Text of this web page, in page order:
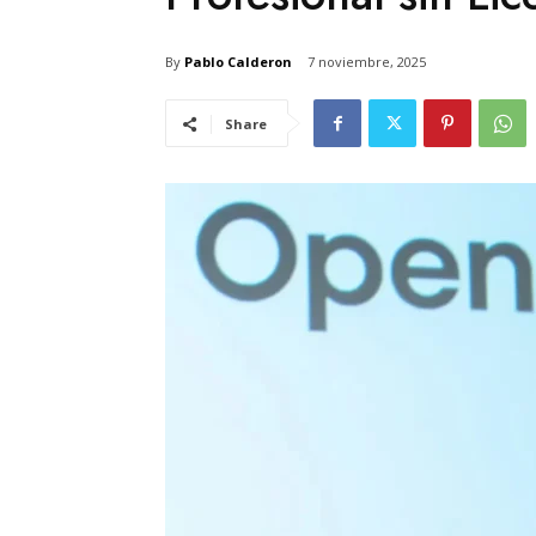
By Pablo Calderon 7 noviembre, 2025
Share